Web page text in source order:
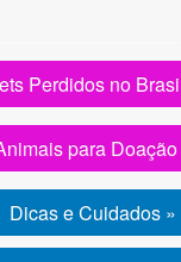
Perdidos no
para Doação
Dicas e Cuidados »